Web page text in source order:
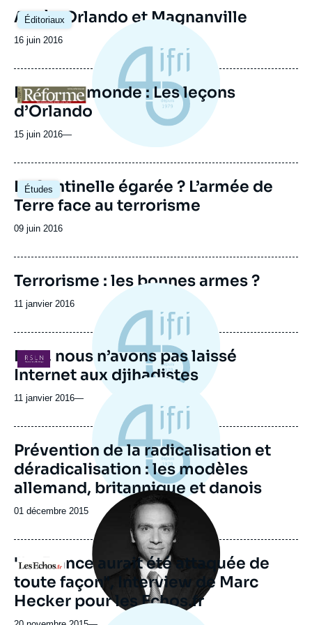
Éditoriaux
Après Orlando et Magnanville
Date
publication
16 juin 2016
Logo
De par le monde : Les leçons
d’Orlando
15 juin 2016—
Études
La Sentinelle égarée ? L’armée de
Terre face au terrorisme
Date
publication
09 juin 2016
Image
principale
Terrorisme : les bonnes armes ?
Date
publication
11 janvier 2016
Logo
Non, nous n’avons pas laissé
Internet aux djihadistes
11 janvier 2016—
Prévention de la radicalisation et
déradicalisation : les modèles
allemand, britannique et danois
Date
publication
01 décembre 2015
Logo
Image
principale
médiatique
"La France aurait été attaquée de
toute façon", Interview de Marc
Hecker pour les Echos.fr